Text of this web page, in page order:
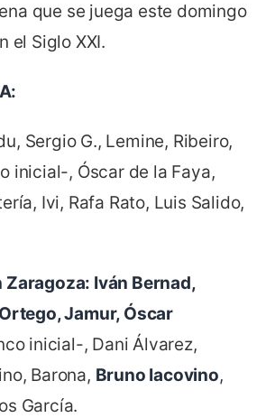
que se juega este domingo
el Siglo XXI.
Sergio G., Lemine, Ribeiro,
inicial-, Óscar de la Faya,
Ivi, Rafa Rato, Luis Salido,
Zaragoza: Iván Bernad,
Jamur, Óscar
inicial-, Dani Álvarez,
Barona, Bruno Iacovino,
García.